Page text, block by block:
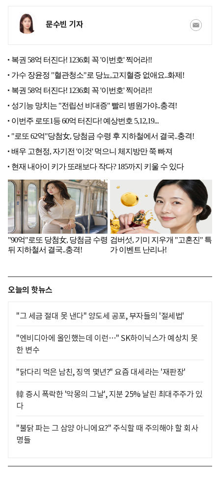
문수빈 기자
오늘의 핫뉴스
"그 세금 절대 못 낸다" 양도세 공포, 부자들의 '절세법'
"엔비디아에 올인했는데 이런…" SK하이닉스가 예상치 못
한 변수
"닭다리 먹은 남친, 징역 몇년?" 요즘 대세라는 '재판장'
韓 증시 폭락한 '악몽의 그날', 지분 25% 날린 최대주주가 있
다
"불닭 파는 그 삼양 아니에요?" 주식할 때 주의해야 할 회사
명들